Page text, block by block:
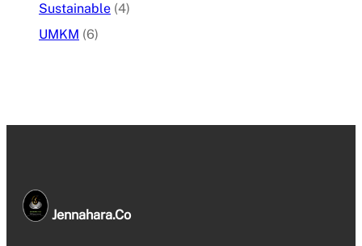
Sustainable (4)
UMKM (6)
Jennahara.co